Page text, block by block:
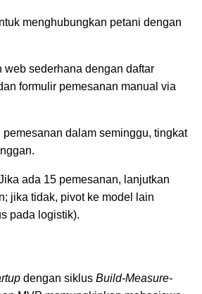
menghubungkan petani dengan
web sederhana dengan daftar
formulir pemesanan manual via
pemesanan dalam seminggu, tingkat
ada 15 pemesanan, lanjutkan
jika tidak, pivot ke model lain
pada logistik).
dengan siklus Build-Measure-